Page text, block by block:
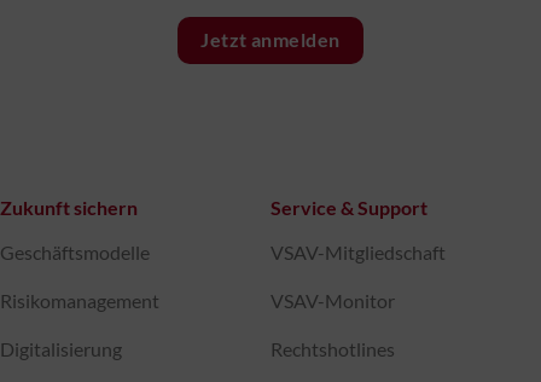
Jetzt anmelden
Zukunft sichern
Geschäftsmodelle
Risikomanagement
Digitalisierung
Service & Support
VSAV-Mitgliedschaft
VSAV-Monitor
Rechtshotlines